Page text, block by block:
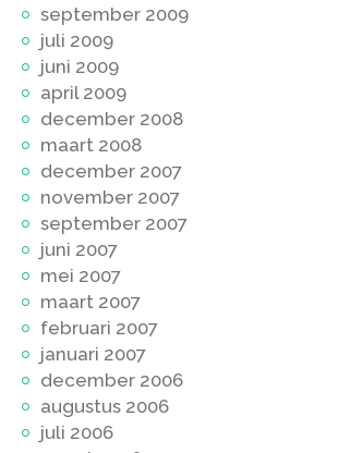
september 2009
juli 2009
juni 2009
april 2009
december 2008
maart 2008
december 2007
november 2007
september 2007
juni 2007
mei 2007
maart 2007
februari 2007
januari 2007
december 2006
augustus 2006
juli 2006